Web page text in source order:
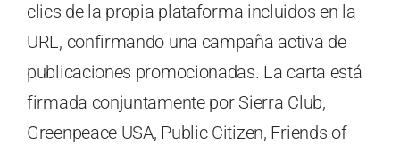
clics de la propia plataforma incluidos en la
URL, confirmando una campaña activa de
publicaciones promocionadas. La carta está
firmada conjuntamente por Sierra Club,
Greenpeace USA, Public Citizen, Friends of